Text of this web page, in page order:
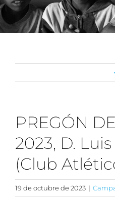
PREGÓN
2023, D.
(Club
19 de octubre de 2023 |